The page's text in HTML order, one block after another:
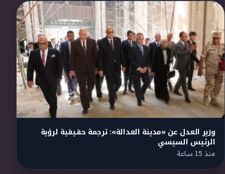
وزير العدل عن «مدينة العدالة»: ترجمة حقيقية لرؤية
الرئيس السيسي
منذ 15 ساعة